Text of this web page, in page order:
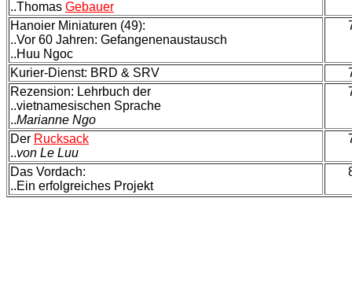
..Thomas Gebauer
Hanoier Miniaturen (49):
..Vor 60 Jahren: Gefangenenaustausch
..Huu Ngoc
Kurier-Dienst: BRD & SRV
Rezension: Lehrbuch der
..vietnamesischen Sprache
..Marianne Ngo
Der Rucksack
..von Le Luu
Das Vordach:
..Ein erfolgreiches Projekt